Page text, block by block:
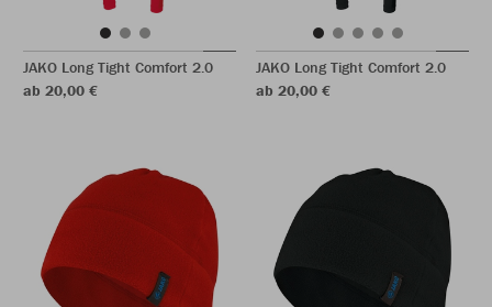
JAKO Long Tight Comfort 2.0
ab 20,00 €
JAKO Long Tight Comfort 2.0
ab 20,00 €